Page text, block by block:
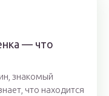
— что
знакомый
что находится